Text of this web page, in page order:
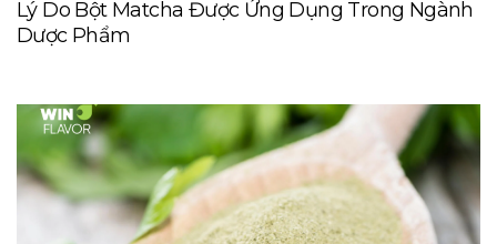
Lý Do Bột Matcha Được Ứng Dụng Trong Ngành
Dược Phẩm